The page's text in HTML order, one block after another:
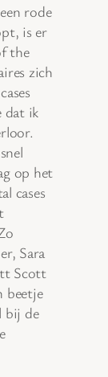
rode
is er
the
zich
dat ik
op het
cases
Sara
Scott
beetje
bij de